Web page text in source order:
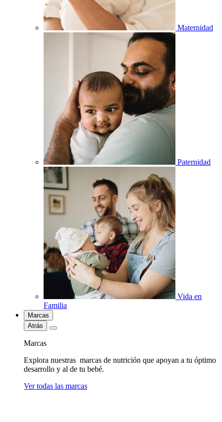
Maternidad
Paternidad
Vida en
Familia
Marcas
Atrás
Marcas
Explora nuestras marcas de nutrición que apoyan a tu óptimo
desarrollo y al de tu bebé.
Ver todas las marcas